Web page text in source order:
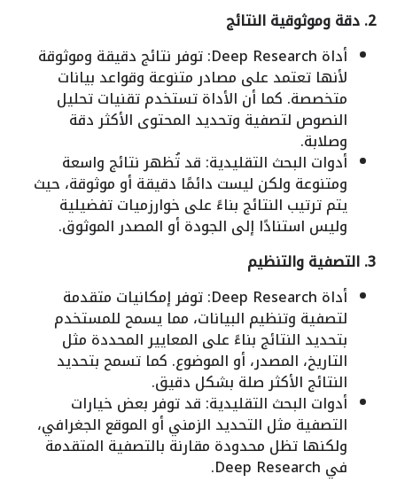
2. دقة وموثوقية النتائج
أداة Deep Research: توفر نتائج دقيقة وموثوقة
لأنها تعتمد على مصادر متنوعة وقواعد بيانات
متخصصة. كما أن الأداة تستخدم تقنيات تحليل
النصوص لتصفية وتحديد المحتوى الأكثر دقة
وصلابة.
أدوات البحث التقليدية: قد تُظهر نتائج واسعة
ومتنوعة ولكن ليست دائمًا دقيقة أو موثوقة، حيث
يتم ترتيب النتائج بناءً على خوارزميات تفضيلية
وليس استنادًا إلى الجودة أو المصدر الموثوق.
3. التصفية والتنظيم
أداة Deep Research: توفر إمكانيات متقدمة
لتصفية وتنظيم البيانات، مما يسمح للمستخدم
بتحديد النتائج بناءً على المعايير المحددة مثل
التاريخ، المصدر، أو الموضوع. كما تسمح بتحديد
النتائج الأكثر صلة بشكل دقيق.
أدوات البحث التقليدية: قد توفر بعض خيارات
التصفية مثل التحديد الزمني أو الموقع الجغرافي،
ولكنها تظل محدودة مقارنة بالتصفية المتقدمة
في Deep Research.